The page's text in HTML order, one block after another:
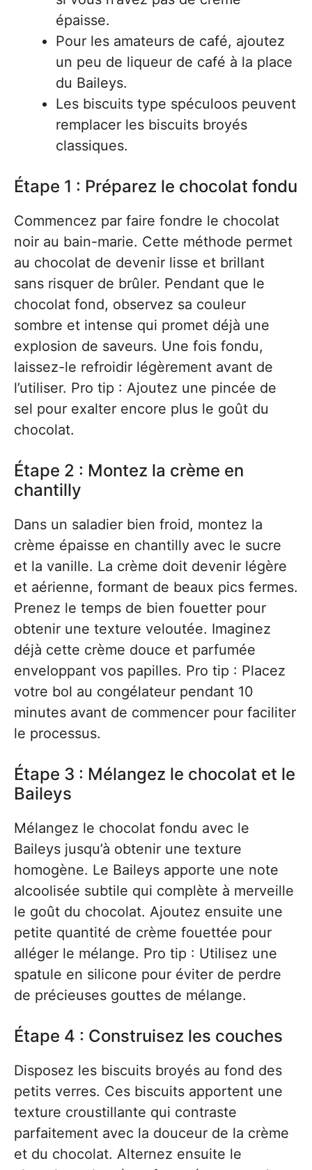
épaisse.
Pour les amateurs de café, ajoutez
un peu de liqueur de café à la place
du Baileys.
Les biscuits type spéculoos peuvent
remplacer les biscuits broyés
classiques.
Étape 1 : Préparez le chocolat fondu
Commencez par faire fondre le chocolat
noir au bain-marie. Cette méthode permet
au chocolat de devenir lisse et brillant
sans risquer de brûler. Pendant que le
chocolat fond, observez sa couleur
sombre et intense qui promet déjà une
explosion de saveurs. Une fois fondu,
laissez-le refroidir légèrement avant de
l’utiliser. Pro tip : Ajoutez une pincée de
sel pour exalter encore plus le goût du
chocolat.
Étape 2 : Montez la crème en
chantilly
Dans un saladier bien froid, montez la
crème épaisse en chantilly avec le sucre
et la vanille. La crème doit devenir légère
et aérienne, formant de beaux pics fermes.
Prenez le temps de bien fouetter pour
obtenir une texture veloutée. Imaginez
déjà cette crème douce et parfumée
enveloppant vos papilles. Pro tip : Placez
votre bol au congélateur pendant 10
minutes avant de commencer pour faciliter
le processus.
Étape 3 : Mélangez le chocolat et le
Baileys
Mélangez le chocolat fondu avec le
Baileys jusqu’à obtenir une texture
homogène. Le Baileys apporte une note
alcoolisée subtile qui complète à merveille
le goût du chocolat. Ajoutez ensuite une
petite quantité de crème fouettée pour
alléger le mélange. Pro tip : Utilisez une
spatule en silicone pour éviter de perdre
de précieuses gouttes de mélange.
Étape 4 : Construisez les couches
Disposez les biscuits broyés au fond des
petits verres. Ces biscuits apportent une
texture croustillante qui contraste
parfaitement avec la douceur de la crème
et du chocolat. Alternez ensuite le